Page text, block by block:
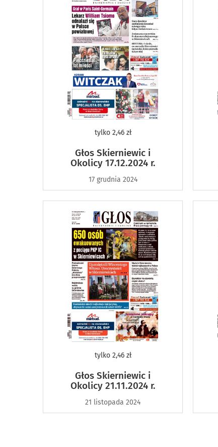
tylko2,46 zł
Głos Skierniewic i
Okolicy 17.12.2024 r.
17 grudnia 2024
tylko2,46 zł
Głos Skierniewic i
Okolicy 21.11.2024 r.
21 listopada 2024